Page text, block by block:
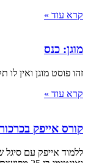
קרא עוד »
מוגן: כנס
זהו פוסט מוגן ואין לו
קרא עוד »
קורס אייפק